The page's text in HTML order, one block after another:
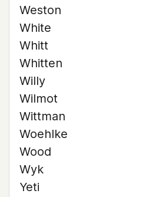
Weston
White
Whitt
Whitten
Willy
Wilmot
Wittman
Woehlke
Wood
Wyk
Yeti